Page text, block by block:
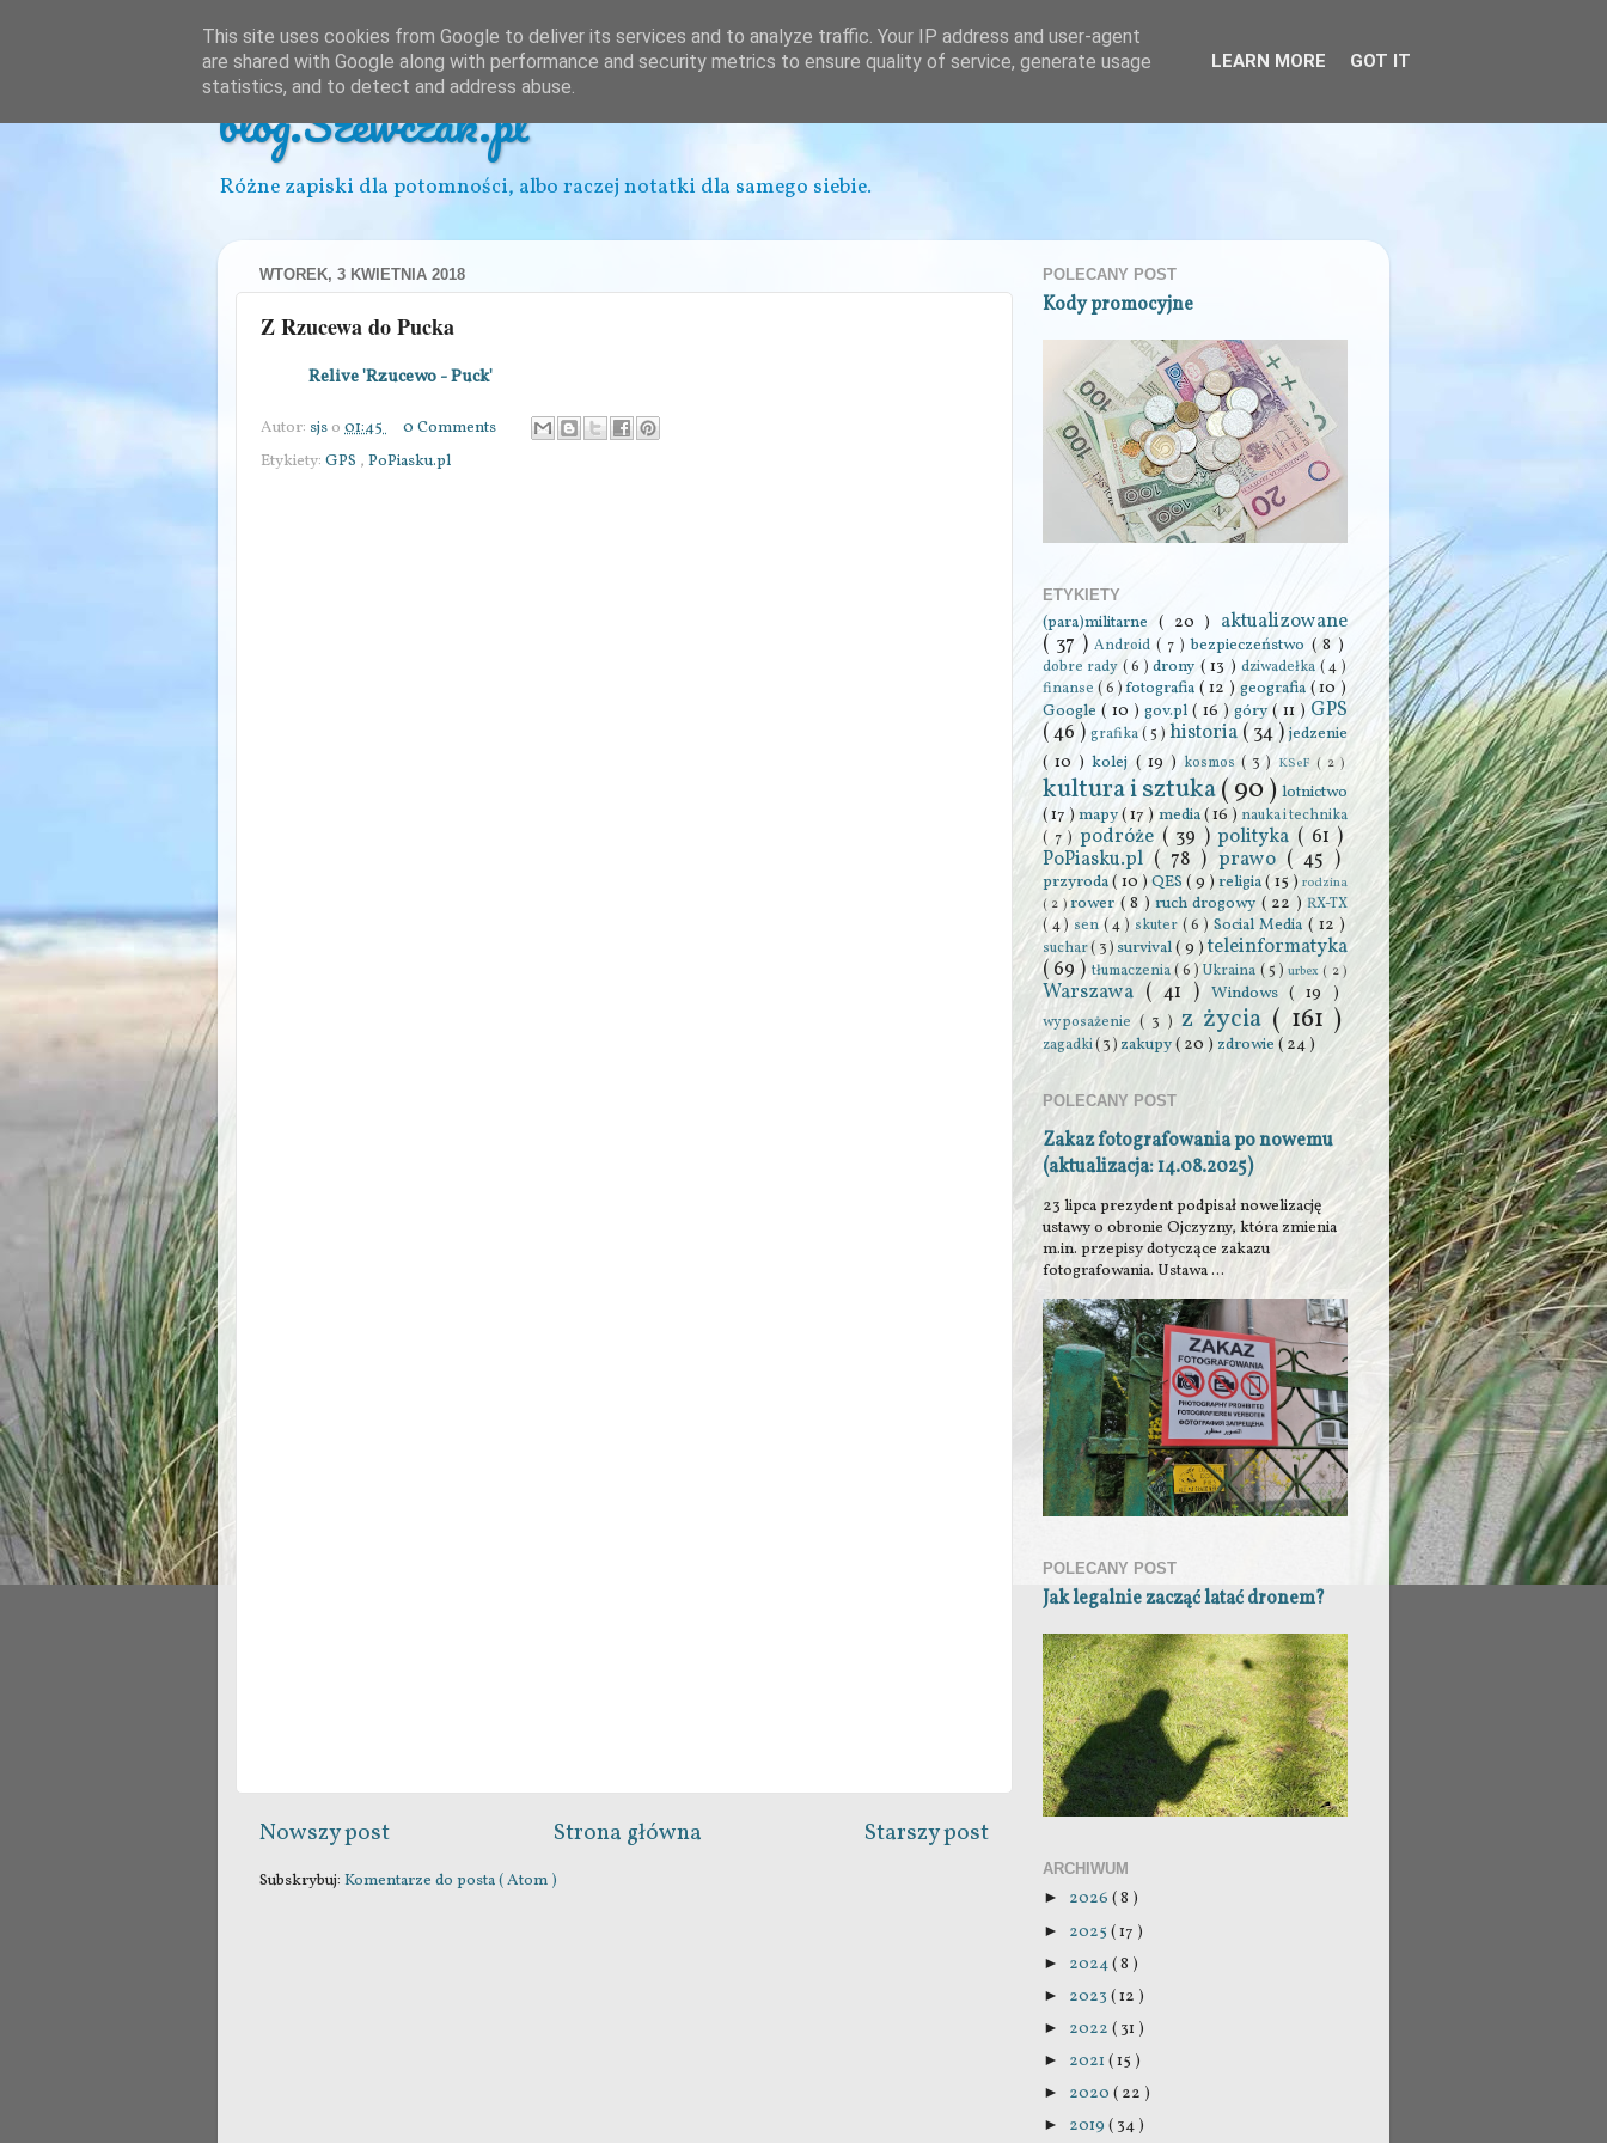
blog.Szewczak.pl
Różne zapiski dla potomności, albo raczej notatki dla samego siebie.
WTOREK, 3 KWIETNIA 2018
Z Rzucewa do Pucka
Relive 'Rzucewo - Puck'
Autor: sjs o 01:45
0 Comments
Etykiety: GPS , PoPiasku.pl
Nowszy post Starszy post
Strona główna
Subskrybuj: Komentarze do posta ( Atom )
POLECANY POST
Kody promocyjne
ETYKIETY
(para)militarne ( 20 ) aktualizowane
( 37 )Android( 7 )bezpieczeństwo ( 8 )
dobre rady ( 6 )drony ( 13 )dziwadełka ( 4 )
finanse ( 6 )fotografia( 12 ) geografia ( 10 )
Google( 10 ) gov.pl( 16 ) góry( 11 ) GPS
( 46 ) grafika( 5 ) historia ( 34 ) jedzenie
( 10 )kolej ( 19 ) kosmos( 3 ) KSeF ( 2 )
kultura i sztuka( 90 ) lotnictwo
( 17 )mapy( 17 ) media( 16 ) nauka i technika
( 7 ) podróże ( 39 )polityka ( 61 )
PoPiasku.pl ( 78 ) prawo ( 45 )
przyroda( 10 ) QES( 9 ) religia( 15 ) rodzina
( 2 )rower ( 8 ) ruch drogowy ( 22 )RX-TX
( 4 ) sen ( 4 ) skuter ( 6 ) Social Media ( 12 )
suchar( 3 ) survival( 9 )teleinformatyka
( 69 ) tłumaczenia( 6 )Ukraina ( 5 )urbex( 2 )
Warszawa ( 41 ) Windows( 19 )
wyposażenie ( 3 ) z życia ( 161 )
zagadki( 3 )zakupy( 20 ) zdrowie ( 24 )
POLECANY POST
Zakaz fotografowania po nowemu
(aktualizacja: 14.08.2025)
23 lipca prezydent podpisał nowelizację
ustawy o obronie Ojczyzny, która zmienia
m.in. przepisy dotyczące zakazu
fotografowania. Ustawa ...
POLECANY POST
Jak legalnie zacząć latać dronem?
ARCHIWUM
► 2026 ( 8 )
► 2025 ( 17 )
► 2024( 8 )
► 2023 ( 12 )
► 2022 ( 31 )
► 2021 ( 15 )
► 2020 ( 22 )
► 2019 ( 34 )
This site uses cookies from Google to deliver its services and to analyze traffic. Your IP address and user-agent
are shared with Google along with performance and security metrics to ensure quality of service, generate usage
statistics, and to detect and address abuse.
LEARN MORE GOT IT